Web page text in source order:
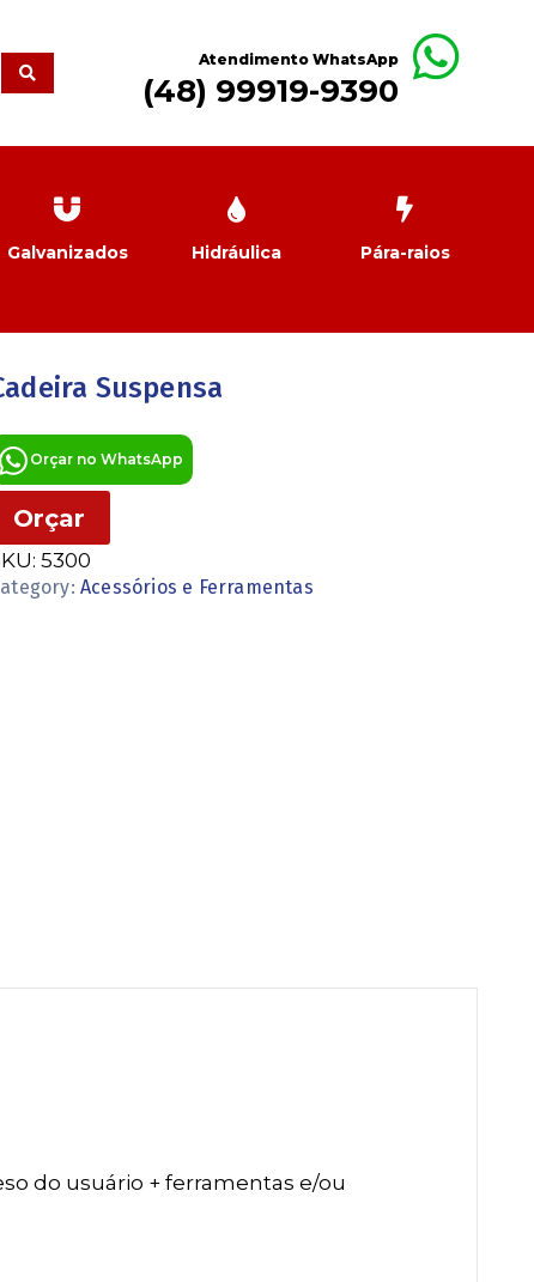
Atendimento WhatsApp
(48) 99919-9390
Galvanizados Hidráulica Pára-raios
Suspensa
Orçar no WhatsApp
Orçar
5300
Acessórios e Ferramentas
do usuário + ferramentas e/ou